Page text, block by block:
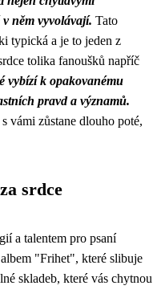
něm vyvolávají. Tato
typická a je to jeden z
tolika fanoušků napříč
vybízí k opakovanému
pravd a významů.
vámi zůstane dlouho poté,
srdce
a talentem pro psaní
"Frihet", které slibuje
skladeb, které vás chytnou